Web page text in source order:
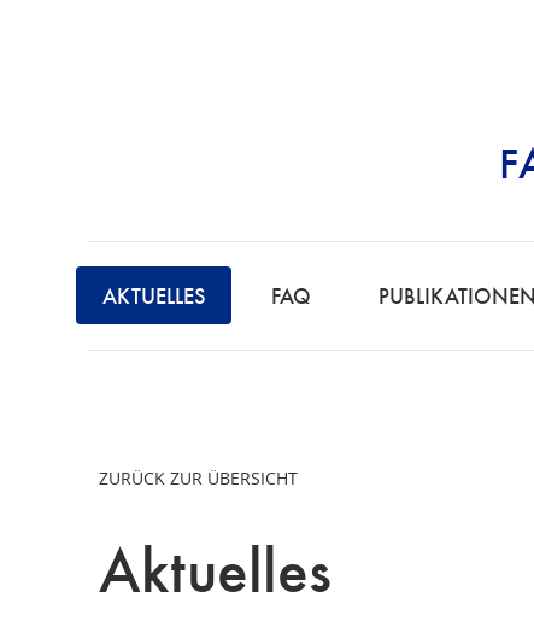
STRAFRECHT |
AKTUELLES FAQ PUBLIKATIONEN
ZURÜCK ZUR ÜBERSICHT
Aktuelles